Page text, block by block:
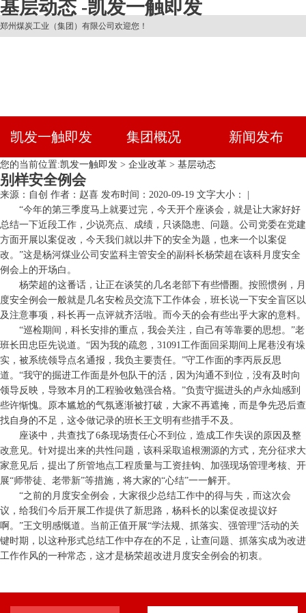
基层动态 -凯发一触即发
郑州煤炭工业（集团）有限公司欢迎您！
凯发一触即发 集团概况 新闻发布
您的当前位置:凯发一触即发 > 企业改革 > 基层动态
别样安全例会
来源：自创 作者：赵喜 发布时间：2020-09-19 文字大小： |
“今年的第三季度马上就要过完，今天开个座谈会，就是让大家好好
总结一下近段工作，少说亮点、成绩，只谈隐患、问题。公司党委在党建
方面开展以案促改，今天我们就以井下的安全为题，也来一个以案促
改。”这是杨河煤业公司安监科主管安全的副科长杨荣超在该科月度安全
例会上的开场白。
杨荣超的这番话，让正在谈笑的几名老部下有些懵圈。按照惯例，月
度安全例会一般就是几名安检员交流下工作体会，班长说一下安全盲区以
及注意事项，科长再一点评就齐活啦。而今天的会有些出乎大家的意料。
“巡检期间，科长安排的重点，我会关注，自己有等靠要的思想。”老
班长田忠臣先说道。“因为我的疏忽，31091工作面回采期间上尾巷没有垛
实，被系统领导点名通报，我负主要责任。”守工作面的李丙辰反思
道。“我守的掘进工作面是外包队干的活，因为沟通不到位，没有及时向
领导反映，导致本月的工程验收勉强合格。”负责守掘进头的卢永灿感到
些许惭愧。原本尴尬的气氛逐渐被打破，大家不再遮掩，而是争先恐后查
找自身的不足，这令做记录的班长王文明有些措手不及。
座谈中，共查找了6条现场责任心不到位，造成工作失误的原因及整
改意见。针对提出来的共性问题，该科采取追根溯源的方式，充分征求大
家意见后，提出了所管地点工程质量与工资挂钩、加强现场管理考核、开
展“师带徒、老带新”等措施，将大家的“心结”一一解开。
“之前的月度安全例会，大家很少总结工作中的得与失，而这次会
议，给我们今后开展工作提供了新思路，杨科长的以案促改提议好
啊。”王文明感慨道。当前正值开展“学法规、抓落实、强管理”活动的关
键时期，以这种形式总结工作中存在的不足，让查问题、抓落实成为改进
工作作风的一种常态，这才是杨荣超改进月度安全例会的初衷。